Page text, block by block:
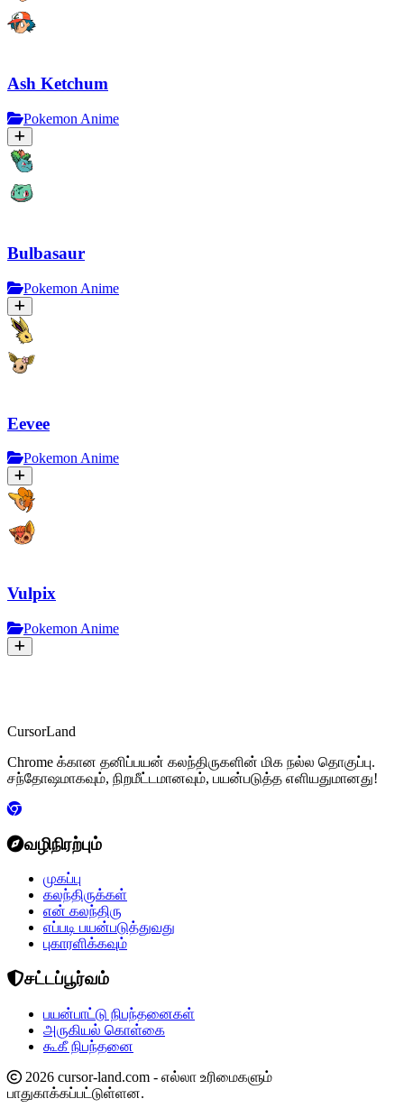
Ash Ketchum
Pokemon Anime
Bulbasaur
Pokemon Anime
Eevee
Pokemon Anime
Vulpix
Pokemon Anime
CursorLand
Chrome க்கான தனிப்பயன் கலந்திருகளின் மிக நல்ல தொகுப்பு.
சந்தோஷமாகவும், நிறமீட்டமானவும், பயன்படுத்த எளியதுமானது!
வழிநிரற்பும்
முகப்பு
கலந்திருக்கள்
என் கலந்திரு
எப்படி பயன்படுத்துவது
புகாரளிக்கவும்
சட்டப்பூர்வம்
பயன்பாட்டு நிபந்தனைகள்
அருகியல் கொள்கை
கூகீ நிபந்தனை
2026 cursor-land.com - எல்லா உரிமைகளும்
பாதுகாக்கப்பட்டுள்ளன.